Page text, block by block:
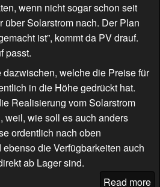
wenn nicht sogar schon seit
über Solarstrom nach. Der Plan
ist”, kommt da PV drauf.
passt.
welche die Preise für
in die Höhe gedrückt hat.
Realisierung vom Solarstrom
weil, wie soll es auch anders
ordentlich nach oben
die Verfügbarkeiten auch
ab Lager sind.
Read more